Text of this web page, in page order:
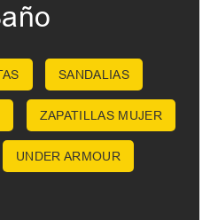
SANDALIAS
ZAPATILLAS MUJER
UNDER ARMOUR